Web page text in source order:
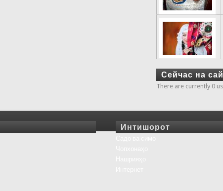
Сейчас на
There are currently 0
Интишорот